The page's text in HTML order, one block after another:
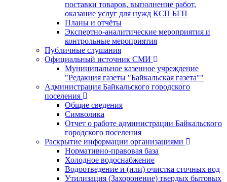
поставки товаров, выполнение работ,
оказание услуг для нужд КСП БГП
Планы и отчёты
Экспертно-аналитические мероприятия и
контрольные мероприятия
Публичные слушания
Официальный источник СМИ
Муниципальное казенное учреждение
"Редакция газеты "Байкальская газета""
Администрация Байкальского городского
поселения
Общие сведения
Символика
Отчет о работе администрации Байкальского
городского поселения
Раскрытие информации организациями
Нормативно-правовая база
Холодное водоснабжение
Водоотведение и (или) очистка сточных вод
Утилизация (Захоронение) твердых бытовых